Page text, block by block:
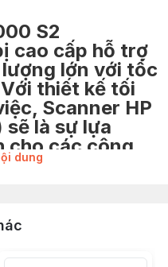
S2
cao cấp hỗ trợ
lớn với tốc
thiết kế tối
Scanner HP
là sự lựa
cho các công
các gia đình
chất liệu cấu tạo
dung